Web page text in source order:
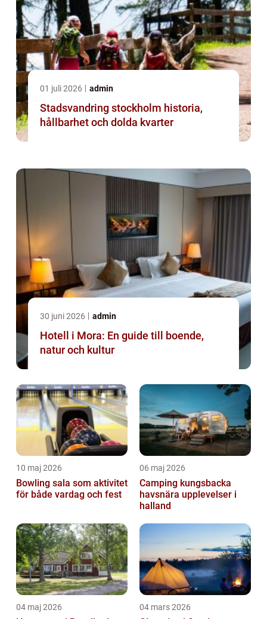
01 juli 2026 admin
Stadsvandring stockholm historia,
hållbarhet och dolda kvarter
30 juni 2026 admin
Hotell i Mora: En guide till boende,
natur och kultur
10 maj 2026
Bowling sala som aktivitet
för både vardag och fest
06 maj 2026
Camping kungsbacka
havsnära upplevelser i
halland
04 maj 2026 04 mars 2026